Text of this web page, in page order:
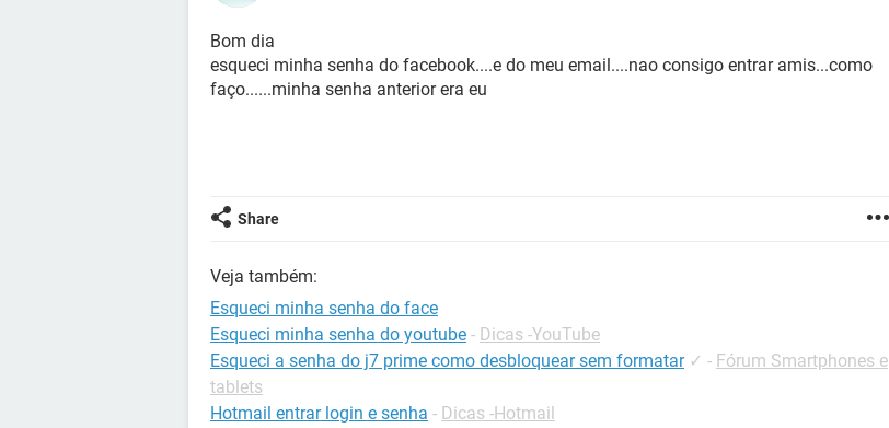
Bom dia
esqueci minha senha do facebook....e do meu email....nao consigo entrar amis...como
faço......minha senha anterior era eu
Share
Veja também:
Esqueci minha senha do face
Esqueci minha senha do youtube - Dicas -YouTube
Esqueci a senha do j7 prime como desbloquear sem formatar ✓ - Fórum Smartphones e
tablets
Hotmail entrar login e senha - Dicas -Hotmail